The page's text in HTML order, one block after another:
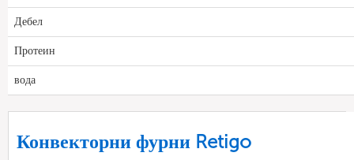
Дебел
Протеин
вода
Конвекторни фурни Retigo